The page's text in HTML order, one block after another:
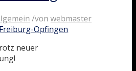
/vonwebmaster
neuer